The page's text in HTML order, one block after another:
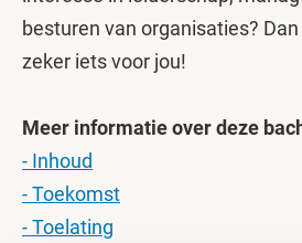
besturen van organisaties?
zeker iets voor jou!
Meer informatie over deze
- Inhoud
- Toekomst
- Toelating